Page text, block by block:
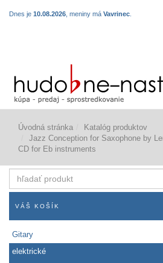
Dnes je 10.08.2026 , meniny má Vavrinec
Úvodná stránka
Katalóg produktov
Jazz Conception for Saxophone by
CD for Eb instruments
produkt
VÁŠ KOŠÍK
Gitary
elektrické